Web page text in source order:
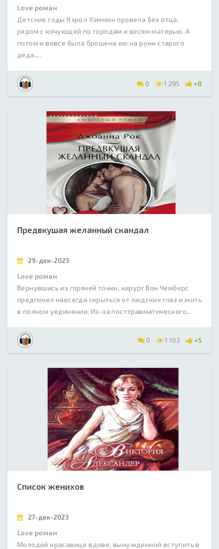
Love роман
Детские годы Кэрол Хэммон провела без отца,
рядом с кочующей по городам и весям матерью. А
потом и вовсе была брошена ею на руки старого
деда....
0 1 295 +8
Предвкушая желанный скандал
29-дек-2023
Love роман
Вернувшись из горячей точки, хирург Вон Чемберс
предпочел навсегда скрыться от людских глаз и жить
в полном уединении. Из-за посттравматического...
0 1 103 +5
Список женихов
27-дек-2023
Love роман
Молодой красавице вдове, вынужденной вступить в